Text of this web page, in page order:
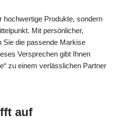
hochwertige Produkte, sondern
Mit persönlicher,
Sie die passende Markise
Versprechen gibt Ihnen
zu einem verlässlichen Partner
auf